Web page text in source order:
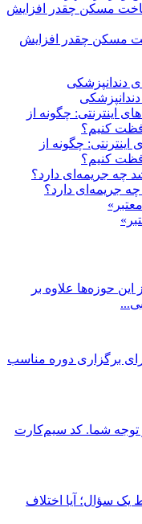
مسکن چقدر افزایش
چگونه از
کنیم؟
چه جریمه‌ای دارد؟
این حوزه‌ها علاوه بر
برگزاری دوره مناسب
توجه شما. کد سیم‌کارت
سؤال؛ آیا اختلاف